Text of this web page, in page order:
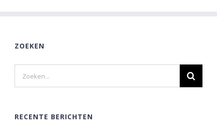
ZOEKEN
Zoeken
naar:
RECENTE BERICHTEN